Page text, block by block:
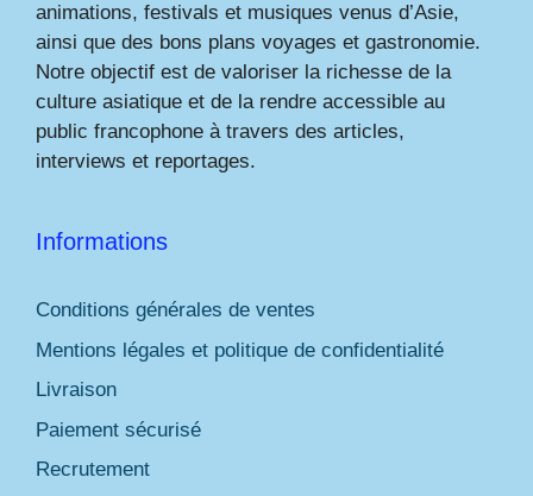
animations, festivals et musiques venus d’Asie,
ainsi que des bons plans voyages et gastronomie.
Notre objectif est de valoriser la richesse de la
culture asiatique et de la rendre accessible au
public francophone à travers des articles,
interviews et reportages.
Informations
Conditions générales de ventes
Mentions légales et politique de confidentialité
Livraison
Paiement sécurisé
Recrutement